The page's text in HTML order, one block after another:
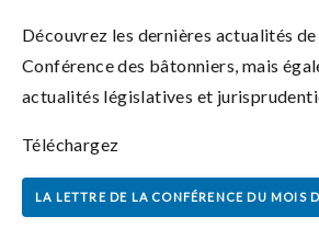
Découvrez les dernières actualités
Conférence des bâtonniers, mais
actualités législatives et
Téléchargez
LA LETTRE DE LA CONFÉRENCE DU MOIS